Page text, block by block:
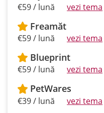
€59 / lună vezi tema
Freamăt
€59 / lună vezi tema
Blueprint
€59 / lună vezi tema
PetWares
€39 / lună vezi tema